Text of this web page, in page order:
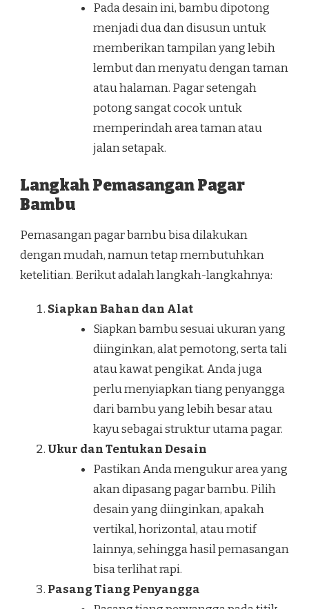
Pada desain ini, bambu dipotong
menjadi dua dan disusun untuk
memberikan tampilan yang lebih
lembut dan menyatu dengan taman
atau halaman. Pagar setengah
potong sangat cocok untuk
memperindah area taman atau
jalan setapak.
Langkah Pemasangan Pagar
Bambu
Pemasangan pagar bambu bisa dilakukan
dengan mudah, namun tetap membutuhkan
ketelitian. Berikut adalah langkah-langkahnya:
Siapkan Bahan dan Alat
Siapkan bambu sesuai ukuran yang
diinginkan, alat pemotong, serta tali
atau kawat pengikat. Anda juga
perlu menyiapkan tiang penyangga
dari bambu yang lebih besar atau
kayu sebagai struktur utama pagar.
Ukur dan Tentukan Desain
Pastikan Anda mengukur area yang
akan dipasang pagar bambu. Pilih
desain yang diinginkan, apakah
vertikal, horizontal, atau motif
lainnya, sehingga hasil pemasangan
bisa terlihat rapi.
Pasang Tiang Penyangga